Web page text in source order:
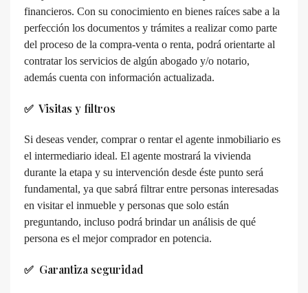
financieros. Con su conocimiento en bienes raíces sabe a la
perfección los documentos y trámites a realizar como parte
del proceso de la compra-venta o renta, podrá orientarte al
contratar los servicios de algún abogado y/o notario,
además cuenta con información actualizada.
✅ Visitas y filtros
Si deseas vender, comprar o rentar el agente inmobiliario es
el intermediario ideal. El agente mostrará la vivienda
durante la etapa y su intervención desde éste punto será
fundamental, ya que sabrá filtrar entre personas interesadas
en visitar el inmueble y personas que solo están
preguntando, incluso podrá brindar un análisis de qué
persona es el mejor comprador en potencia.
✅ Garantiza seguridad